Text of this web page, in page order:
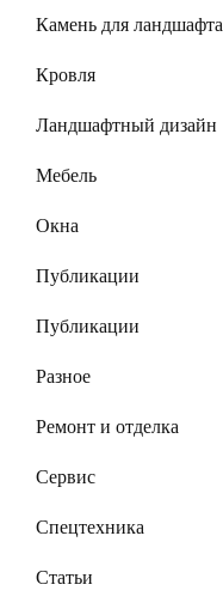
Камень для ландшафта
Кровля
Ландшафтный дизайн
Мебель
Окна
Публикации
Публикации
Разное
Ремонт и отделка
Сервис
Спецтехника
Статьи